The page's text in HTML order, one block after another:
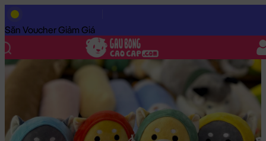
Săn Voucher Giảm Giá
Trang Chủ